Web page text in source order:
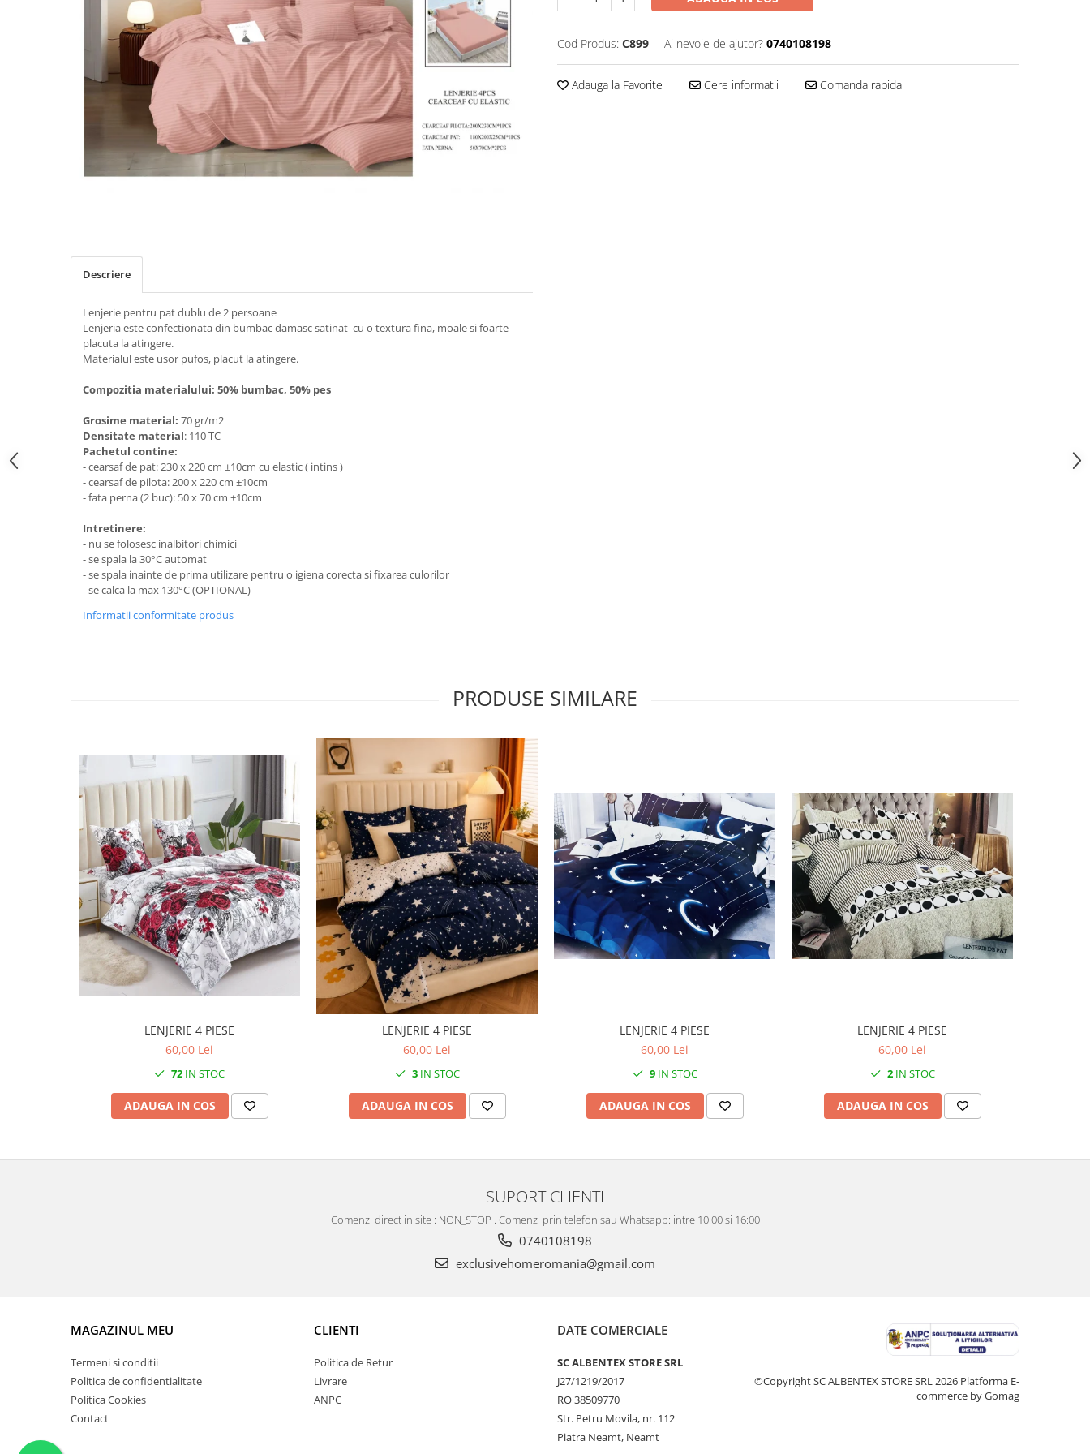
Cod Produs: C899 Ai nevoie de ajutor? 0740108198
Adauga la Favorite Cere informatii Comanda rapida
Descriere
Lenjerie pentru pat dublu de 2 persoane
Lenjeria este confectionata din bumbac damasc satinat cu o textura fina, moale si foarte
placuta la atingere.
Materialul este usor pufos, placut la atingere.
Compozitia materialului: 50% bumbac, 50% pes
Grosime material: 70 gr/m2
Densitate material: 110 TC
Pachetul contine:
- cearsaf de pat: 230 x 220 cm ±10cm cu elastic ( intins )
- cearsaf de pilota: 200 x 220 cm ±10cm
- fata perna (2 buc): 50 x 70 cm ±10cm
Intretinere:
- nu se folosesc inalbitori chimici
- se spala la 30°C automat
- se spala inainte de prima utilizare pentru o igiena corecta si fixarea culorilor
- se calca la max 130°C (OPTIONAL)
Informatii conformitate produs
PRODUSE SIMILARE
LENJERIE 4 PIESE
60,00 Lei
72 IN STOC
ADAUGA IN COS
LENJERIE 4 PIESE
60,00 Lei
3IN STOC
ADAUGA IN COS
LENJERIE 4 PIESE
60,00 Lei
9IN STOC
ADAUGA IN COS
LENJERIE 4 PIESE
60,00 Lei
2IN STOC
ADAUGA IN COS
SUPORT CLIENTI
Comenzi direct in site : NON_STOP . Comenzi prin telefon sau Whatsapp: intre 10:00 si 16:00
0740108198
exclusivehomeromania@gmail.com
MAGAZINUL MEU
Termeni si conditii
Politica de confidentialitate
Politica Cookies
Contact
CLIENTI
Politica de Retur
Livrare
ANPC
DATE COMERCIALE
SC ALBENTEX STORE SRL
J27/1219/2017
RO 38509770
Str. Petru Movila, nr. 112
Piatra Neamt, Neamt
©Copyright SC ALBENTEX STORE SRL 2026 Platforma E-
commerce by Gomag